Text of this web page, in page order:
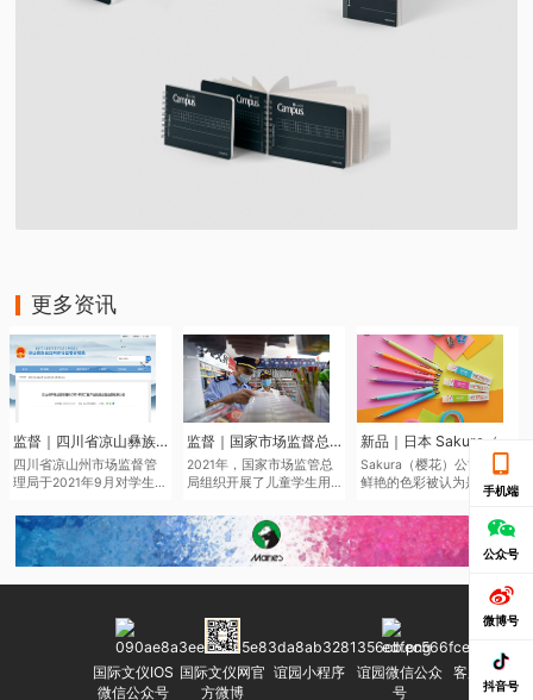
更多资讯
监督｜四川省凉山彝族自治州市场监督管理局于近日发布了2021年第二批产品质量监督抽查结果
四川省凉山州市场监督管
理局于2021年9月对学生文
儿童学生用品开展质量监
督抽查545批次。其中，儿
童学生用品监督抽查307批
监督｜国家市场监督总局通报儿童学生用品产品2021年抽查情况
2021年，国家市场监管总
局组织开展了儿童学生用
查，共抽查了2050家企业
生产的2186批次儿童学生
用品，涉及玩具、童车、
头盔等7种产品。其中，学
生文具抽查不合格率
广东省等产地的生产企
Sakura（樱花）公司鉴于
鲜艳的色彩被认为是2022
年的色彩趋势，该品牌现
在正在扩大其产品范围，
本次“Sakura Color
Products”新系列包括六种
和三种新的橡皮擦，每种
手机端
公众号
微博号
抖音号
国际文仪IOS
微信公众号
国际文仪网官
方微博
谊园小程序
谊园微信公众
号
客服微信号